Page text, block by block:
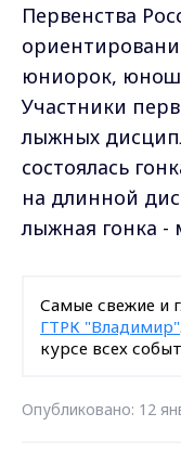
Первенства
юниорок,
Участники
лыжных
состоялась
на длинной
лыжная гонка -
Самые свежие и
ГТРК "Владимир"
курсе всех
Опубликовано: 12